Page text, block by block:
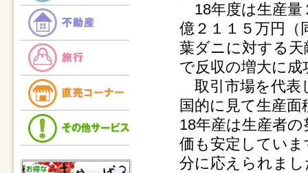
18年度は生産量
億２１１５万円
葉ダニに対する
で反収の増大に
取引市場を代表
国的に見て生産
18年産は生産者
価も安定してい
分に応えられま